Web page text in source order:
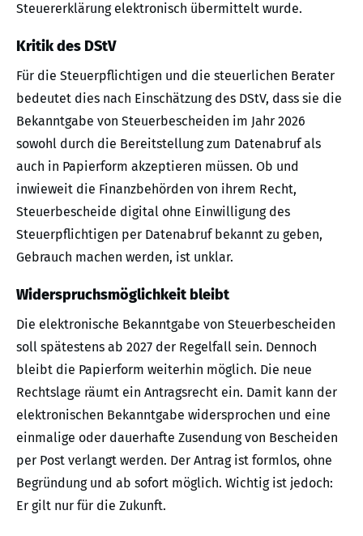
Steuererklärung elektronisch übermittelt wurde.
Kritik des DStV
Für die Steuerpflichtigen und die steuerlichen Berater
bedeutet dies nach Einschätzung des DStV, dass sie die
Bekanntgabe von Steuerbescheiden im Jahr 2026
sowohl durch die Bereitstellung zum Datenabruf als
auch in Papierform akzeptieren müssen. Ob und
inwieweit die Finanzbehörden von ihrem Recht,
Steuerbescheide digital ohne Einwilligung des
Steuerpflichtigen per Datenabruf bekannt zu geben,
Gebrauch machen werden, ist unklar.
Widerspruchsmöglichkeit bleibt
Die elektronische Bekanntgabe von Steuerbescheiden
soll spätestens ab 2027 der Regelfall sein. Dennoch
bleibt die Papierform weiterhin möglich. Die neue
Rechtslage räumt ein Antragsrecht ein. Damit kann der
elektronischen Bekanntgabe widersprochen und eine
einmalige oder dauerhafte Zusendung von Bescheiden
per Post verlangt werden. Der Antrag ist formlos, ohne
Begründung und ab sofort möglich. Wichtig ist jedoch:
Er gilt nur für die Zukunft.